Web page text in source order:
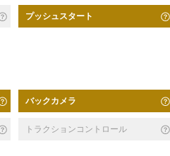
プッシュスタート
バックカメラ
トラクションコントロール